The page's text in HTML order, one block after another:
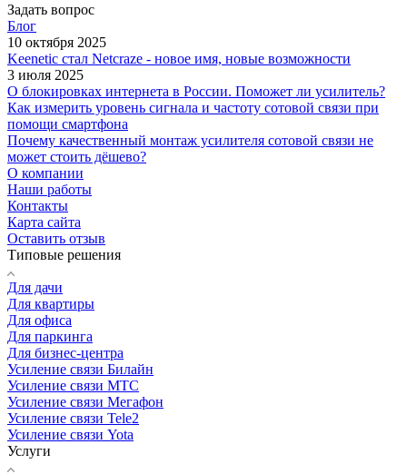
Задать вопрос
Блог
10 октября 2025
Keenetic стал Netcraze - новое имя, новые возможности
3 июля 2025
О блокировках интернета в России. Поможет ли усилитель?
Как измерить уровень сигнала и частоту сотовой связи при
помощи смартфона
Почему качественный монтаж усилителя сотовой связи не
может стоить дёшево?
О компании
Наши работы
Контакты
Карта сайта
Оставить отзыв
Типовые решения
Для дачи
Для квартиры
Для офиса
Для паркинга
Для бизнес-центра
Усиление связи Билайн
Усиление связи МТС
Усиление связи Мегафон
Усиление связи Tele2
Усиление связи Yota
Услуги